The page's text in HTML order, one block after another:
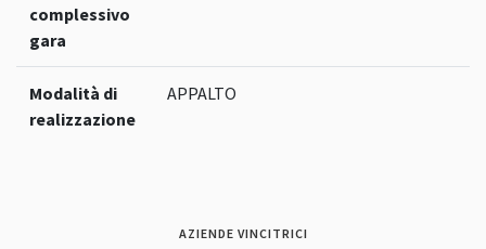
complessivo
gara
Modalità di
realizzazione
APPALTO
AZIENDE VINCITRICI